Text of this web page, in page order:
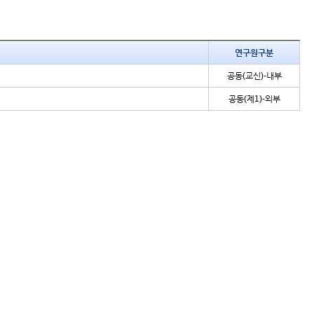
연구원구분
공동(교신)-내부
공동(제1)-외부